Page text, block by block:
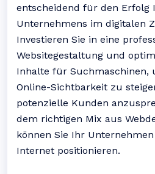
entscheidend für den Erfolg
Unternehmens im digitalen
Investieren Sie in eine
Websitegestaltung und
Inhalte für Suchmaschinen,
Online-Sichtbarkeit zu
potenzielle Kunden
dem richtigen Mix aus
können Sie Ihr
Internet positionieren.